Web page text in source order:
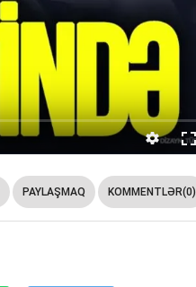
PAYLAŞMAQ KOMMENTLƏR(0)